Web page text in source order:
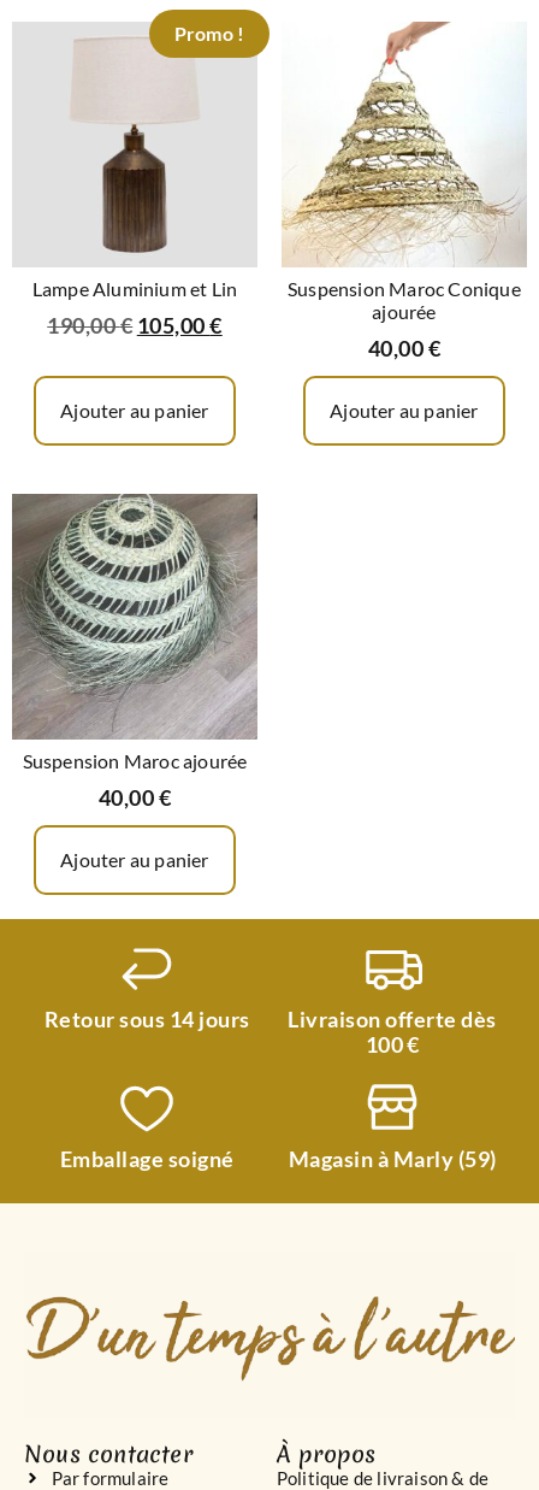
Promo !
Lampe Aluminium et Lin
190,00€ 105,00€
Ajouter au panier
Suspension Maroc Conique
ajourée
40,00€
Ajouter au panier
Suspension Maroc ajourée
40,00€
Ajouter au panier
Retour sous 14 jours
Livraison offerte dès
100 €
Emballage soigné Magasin à Marly (59)
Nous contacter
Par formulaire
À propos
Politique de livraison & de